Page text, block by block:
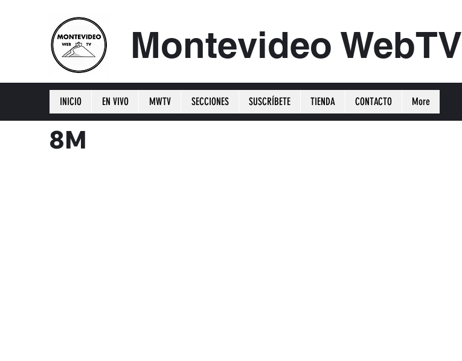
Montevideo WebTV
8M
INICIO EN VIVO MWTV SECCIONES SUSCRÍBETE TIENDA CONTACTO More